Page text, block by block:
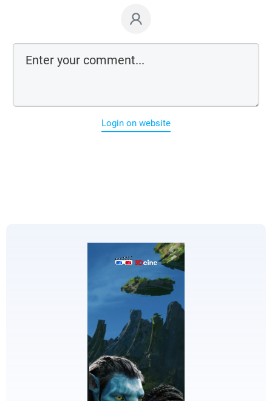
Login on website